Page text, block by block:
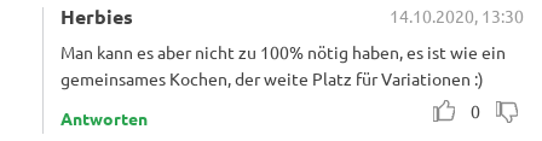
Herbies
14.10.2020, 13:30
Man kann es aber nicht zu 100% nötig haben, es ist wie ein
gemeinsames Kochen, der weite Platz für Variationen :)
0
Antworten